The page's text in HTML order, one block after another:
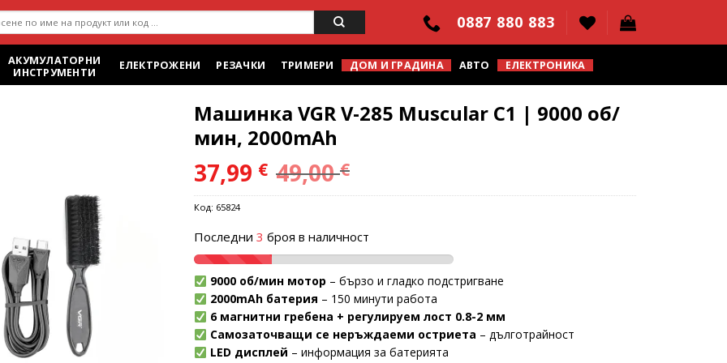
0887 880 883
АКУМУЛАТОРНИ
ИНСТРУМЕНТИ
ЕЛЕКТРОЖЕНИ РЕЗАЧКИ ТРИМЕРИ ДОМ И ГРАДИНА АВТО ЕЛЕКТРОНИКА
Машинка VGR V-285 Muscular C1 | 9000 об/
мин, 2000mAh
37,99 € 49,00€
Код: 65824
Последни 3 броя в наличност
9000 об/мин мотор – бързо и гладко подстригване
2000mAh батерия – 150 минути работа
6 магнитни гребена + регулируем лост 0.8-2 мм
Самозаточващи се неръждаеми остриета – дълготрайност
LED дисплей – информация за батерията